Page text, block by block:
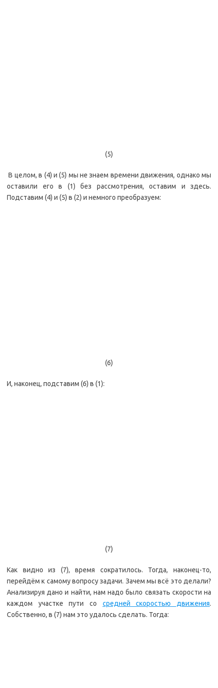
(5)
В целом, в (4) и (5) мы не знаем времени движения, однако мы
оставили его в (1) без рассмотрения, оставим и здесь.
Подставим (4) и (5) в (2) и немного преобразуем:
(6)
И, наконец, подставим (6) в (1):
(7)
Как видно из (7), время сократилось. Тогда, наконец-то,
перейдём к самому вопросу задачи. Зачем мы всё это делали?
Анализируя дано и найти, нам надо было связать скорости на
каждом участке пути со средней скоростью движения.
Собственно, в (7) нам это удалось сделать. Тогда: